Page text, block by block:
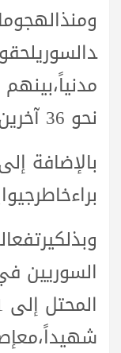
ومنذالهجوم
دالسوري
مدنياً،بينهم
نحو 36
بالإضافة
براءخاطرجي
وبذلكيرتفع
السوريين
المحتل إلى 51
شهيداً،مع